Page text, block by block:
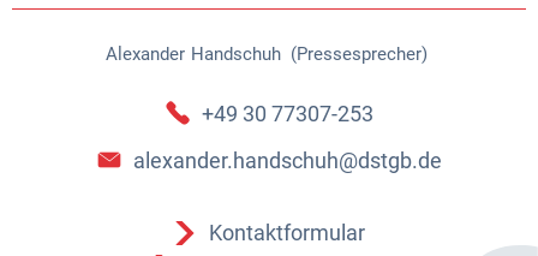
Alexander Handschuh (Pressesprecher)
Alexander Handschuh
+49 30 77307-253
alexander.handschuh@dstgb.de
Kontaktformular